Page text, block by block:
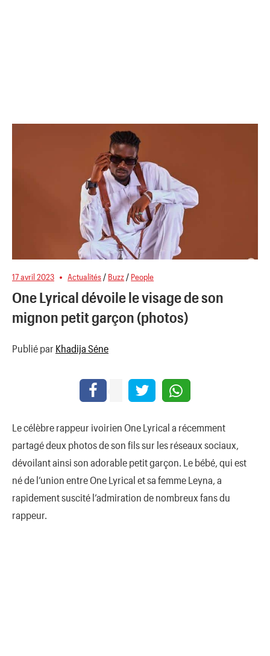
17 avril 2023 Actualités / Buzz / People
One Lyrical dévoile le visage de son
mignon petit garçon (photos)
Publié par Khadija Séne
Le célèbre rappeur ivoirien One Lyrical a récemment
partagé deux photos de son fils sur les réseaux sociaux,
dévoilant ainsi son adorable petit garçon. Le bébé, qui est
né de l’union entre One Lyrical et sa femme Leyna, a
rapidement suscité l’admiration de nombreux fans du
rappeur.